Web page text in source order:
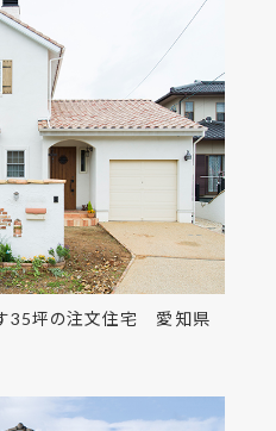
35坪の注文住宅 愛知県